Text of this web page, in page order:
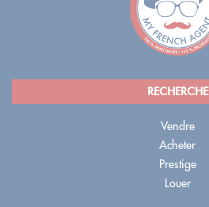
RECHERCHE
Vendre
Acheter
Prestige
Louer